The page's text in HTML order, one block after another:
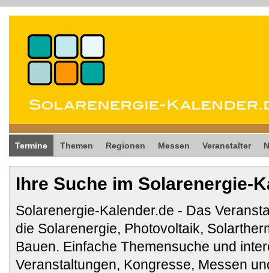
Termine Themen Regionen Messen Veranstalter
Ihre Suche im Solarenergie-
Solarenergie-Kalender.de - Das
die Solarenergie, Photovoltaik,
Bauen. Einfache Themensuche und
Veranstaltungen, Kongresse, Messen